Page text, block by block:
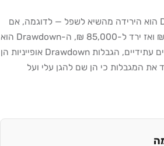
תשובה חזקה: "Drawdown הוא הירידה מהשיא לשפל — לדוגמה, אם
החשבון הגיע ל-100,000 ₪ ואז ירד ל-85,000 ₪, ה-Drawdown הוא
15%. בחברות Prop על חוזים עתידיים, הגבלות Drawdown אופייניות הן
מכבד את המגבלות כי הן שם להגן עלי ועל